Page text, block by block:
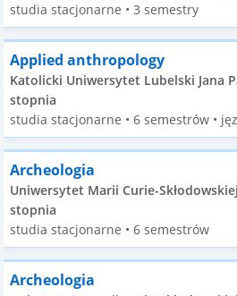
studia stacjonarne • 3 semestry
Applied anthropology
Katolicki Uniwersytet Lubelski Jana
stopnia
studia stacjonarne • 6 semestrów •
Archeologia
Uniwersytet Marii Curie-
stopnia
studia stacjonarne • 6 semestrów
Archeologia